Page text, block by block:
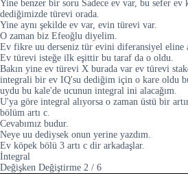
Yine benzer bir soru Sadece ev var, bu sefer ev
dediğimizde türevi orada.
Yine aynı şekilde ev var, evin türevi var.
O zaman biz Efeoğlu diyelim.
Ev fikre uu derseniz tür evini diferansiyel eline
Ev türevi isteğe ilk eşittir bu taraf da o oldu.
Bakın yine ev türevi X burada var ev türevi
integrali bir ev IQ'su dediğim için o kare oldu
uydu bu kale'de ucunun integral ini alacağım.
U'ya göre integral alıyorsa o zaman üstü bir
bölüm artı c.
Cevabımız budur.
Neye uu dediysek onun yerine yazdım.
Ev köpek bölü 3 artı c dir arkadaşlar.
İntegral
Değişken Değiştirme 2 / 6